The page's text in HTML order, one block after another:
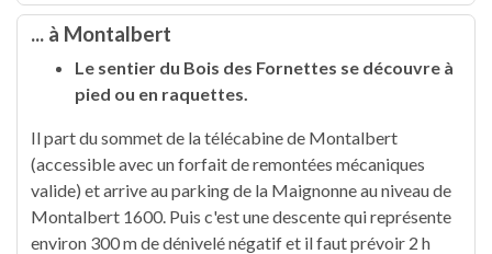
... à Montalbert
Le sentier du Bois des Fornettes se découvre à
pied ou en raquettes.
Il part du sommet de la télécabine de Montalbert
(accessible avec un forfait de remontées mécaniques
valide) et arrive au parking de la Maignonne au niveau de
Montalbert 1600. Puis c'est une descente qui représente
environ 300 m de dénivelé négatif et il faut prévoir 2 h